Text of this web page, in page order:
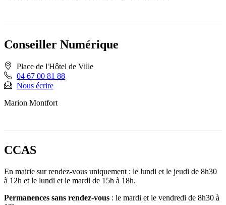
Conseiller Numérique
Place de l'Hôtel de Ville
04 67 00 81 88
Nous écrire
Marion Montfort
CCAS
En mairie sur rendez-vous uniquement : le lundi et le jeudi de 8h30
à 12h et le lundi et le mardi de 15h à 18h.
Permanences sans rendez-vous : le mardi et le vendredi de 8h30 à